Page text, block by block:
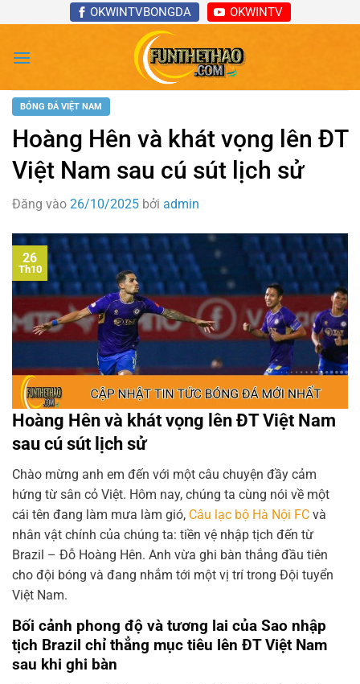
nội
OKWINTVBONGDA OKWINTV
BÓNG ĐÁ VIỆT NAM
Hoàng Hên và khát vọng lên ĐT
Việt Nam sau cú sút lịch sử
Đăng vào 26/10/2025 bởi admin
26
Th10
Hoàng Hên và khát vọng lên ĐT Việt Nam
sau cú sút lịch sử
Chào mừng anh em đến với một câu chuyện đầy cảm
hứng từ sân cỏ Việt. Hôm nay, chúng ta cùng nói về một
cái tên đang làm mưa làm gió, Câu lạc bộ Hà Nội FC và
nhân vật chính của chúng ta: tiền vệ nhập tịch đến từ
Brazil – Đỗ Hoàng Hên. Anh vừa ghi bàn thắng đầu tiên
cho đội bóng và đang nhắm tới một vị trí trong Đội tuyển
Việt Nam.
Bối cảnh phong độ và tương lai của Sao nhập
tịch Brazil chỉ thẳng mục tiêu lên ĐT Việt Nam
sau khi ghi bàn